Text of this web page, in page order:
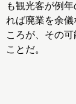
も観光客が例
れば廃業を余
ころが、その
ことだ。